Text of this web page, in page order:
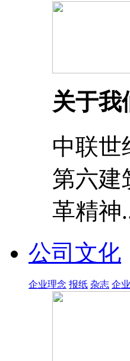
关于我
中联世
第六建
革精神
公司文化
企业理念 报纸 杂志 企